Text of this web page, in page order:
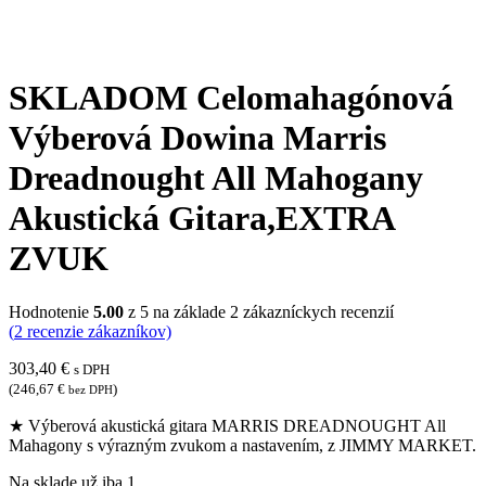
SKLADOM Celomahagónová
Výberová Dowina Marris
Dreadnought All Mahogany
Akustická Gitara,EXTRA
ZVUK
Hodnotenie 5.00 z 5 na základe 2 zákazníckych recenzií
(2 recenzie zákazníkov)
303,40 € s DPH
(246,67 € bez DPH)
★ Výberová akustická gitara MARRIS DREADNOUGHT All
Mahagony s výrazným zvukom a nastavením, z JIMMY MARKET.
Na sklade už iba 1